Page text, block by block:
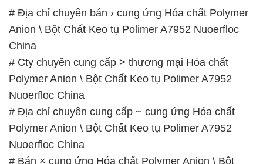
Polymer Anion \ Bột Chất Keo tụ Polimer A7952
Nuoerfloc China
# Địa chỉ chuyên cung cấp ~ cung ứng Hóa chất
Polymer Anion \ Bột Chất Keo tụ Polimer A7952
Nuoerfloc China
# Bán × cung ứng Hóa chất Polymer Anion \ Bột
Chất Keo tụ Polimer A7952 Nuoerfloc China
# Cty bán » cung ứng Hóa chất Polymer Anion \ Bột
Chất Keo tụ Polimer A7952 Nuoerfloc China